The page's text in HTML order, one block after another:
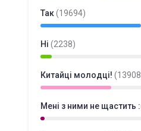
Так(19694)
Ні (2238)
Китайці молодці!
Мені з ними не щастить